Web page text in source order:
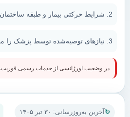
آخرین به‌روزرسانی: ۳۰ تیر ۱۴۰۵
شرایط حرکتی بیمار و طبقه ساختمان
نیازهای توصیه‌شده توسط پزشک را
در وضعیت اورژانسی از خدمات رسمی